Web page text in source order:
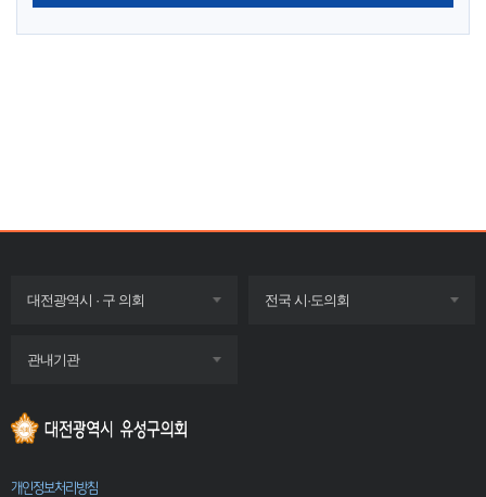
대전광역시 · 구 의회 전국 시·도의회
관내기관
개인정보처리방침